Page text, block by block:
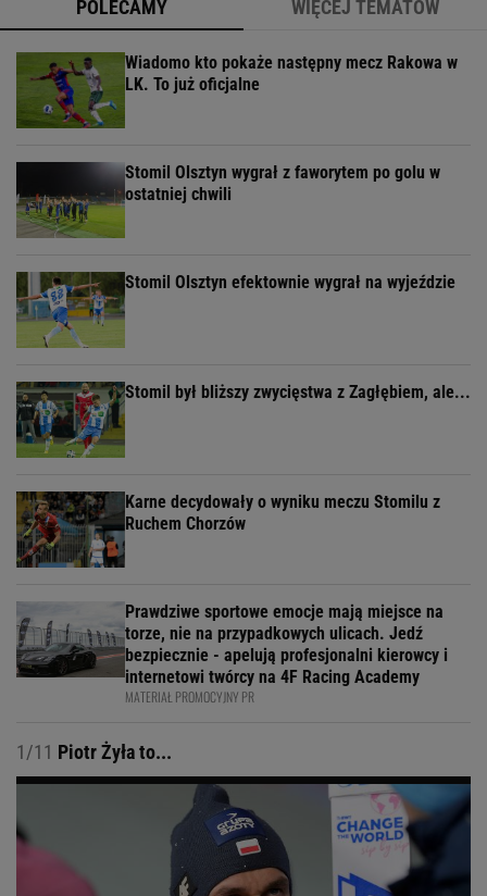
POLECAMY WIĘCEJ TEMATÓW
Wiadomo kto pokaże następny mecz Rakowa w
LK. To już oficjalne
Stomil Olsztyn wygrał z faworytem po golu w
ostatniej chwili
Stomil Olsztyn efektownie wygrał na wyjeździe
Stomil był bliższy zwycięstwa z Zagłębiem, ale...
Karne decydowały o wyniku meczu Stomilu z
Ruchem Chorzów
Prawdziwe sportowe emocje mają miejsce na
torze, nie na przypadkowych ulicach. Jedź
bezpiecznie - apelują profesjonalni kierowcy i
internetowi twórcy na 4F Racing Academy
MATERIAŁ PROMOCYJNY PR
1/11 Piotr Żyła to...